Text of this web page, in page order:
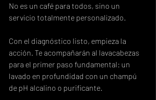
No es un café para todos, sino un
servicio totalmente personalizado.
Con el diagnóstico listo, empieza la
acción. Te acompañarán al lavacabezas
para el primer paso fundamental: un
lavado en profundidad con un champú
de pH alcalino o purificante.